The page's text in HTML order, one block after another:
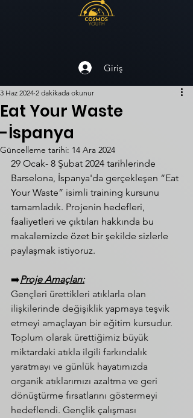
Giriş
Eat Your Waste
-İspanya
3 Haz 2024 2 dakikada okunur
Güncelleme tarihi: 14 Ara 2024
29 Ocak- 8 Şubat 2024 tarihlerinde
Barselona, İspanya'da gerçekleşen “Eat
Your Waste” isimli training kursunu
tamamladık. Projenin hedefleri,
faaliyetleri ve çıktıları hakkında bu
makalemizde özet bir şekilde sizlerle
paylaşmak istiyoruz.
➡️Proje Amaçları:
Gençleri ürettikleri atıklarla olan
ilişkilerinde değişiklik yapmaya teşvik
etmeyi amaçlayan bir eğitim kursudur.
Toplum olarak ürettiğimiz büyük
miktardaki atıkla ilgili farkındalık
yaratmayı ve günlük hayatımızda
organik atıklarımızı azaltma ve geri
dönüştürme fırsatlarını göstermeyi
hedeflendi. Gençlik çalışması